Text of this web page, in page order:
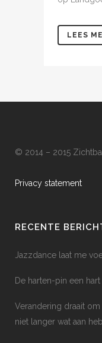
LEES
© 2014 – 2015
Privacy statement
RECENTE
Jazzdance laat me
De harten-pin een
Verandering draait
niet langer wat aan